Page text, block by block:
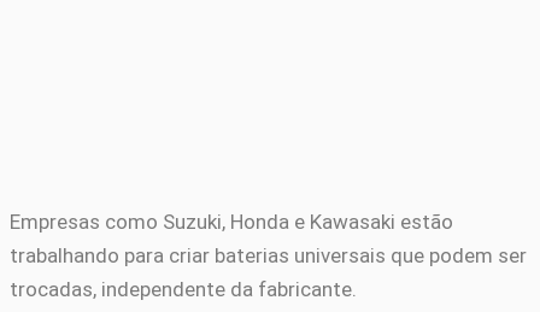
Empresas como Suzuki, Honda e Kawasaki estão
trabalhando para criar baterias universais que podem ser
trocadas, independente da fabricante.